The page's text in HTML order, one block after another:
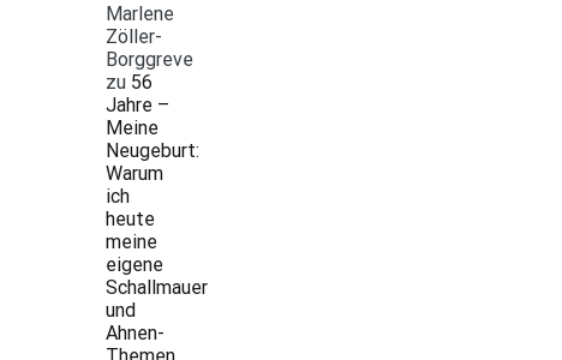
Marlene
Zöller-
Borggreve
zu 56
Jahre –
Meine
Neugeburt:
Warum
ich
heute
meine
eigene
Schallmauer
und
Ahnen-